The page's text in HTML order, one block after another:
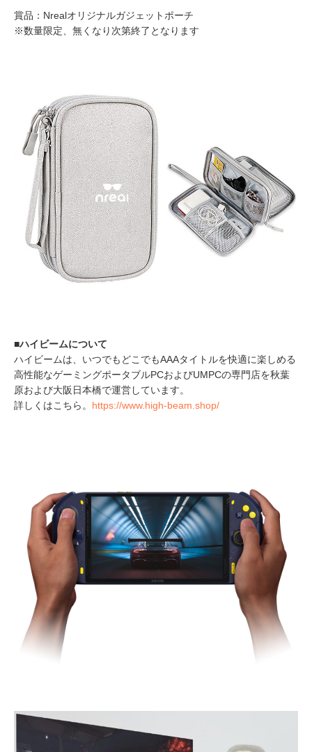
賞品：Nrealオリジナルガジェットポーチ
※数量限定、無くなり次第終了となります
■ハイビームについて
ハイビームは、いつでもどこでもAAAタイトルを快適に楽しめる
高性能なゲーミングポータブルPCおよびUMPCの専門店を秋葉
原および大阪日本橋で運営しています。
詳しくはこちら。 https://www.high-beam.shop/